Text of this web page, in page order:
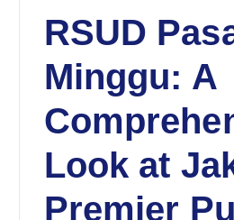
RSUD
Minggu: A
Look at
Premier